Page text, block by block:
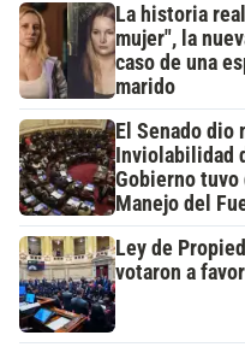
La historia
mujer", la
caso de una
marido
El Senado dio
Inviolabilidad
Gobierno tuvo
Manejo del
Ley de
votaron a